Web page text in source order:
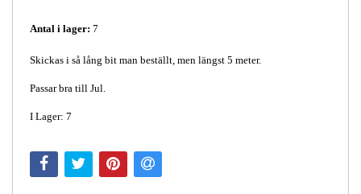
Antal i lager: 7
Skickas i så lång bit man beställt, men längst 5 meter.
Passar bra till Jul.
I Lager: 7